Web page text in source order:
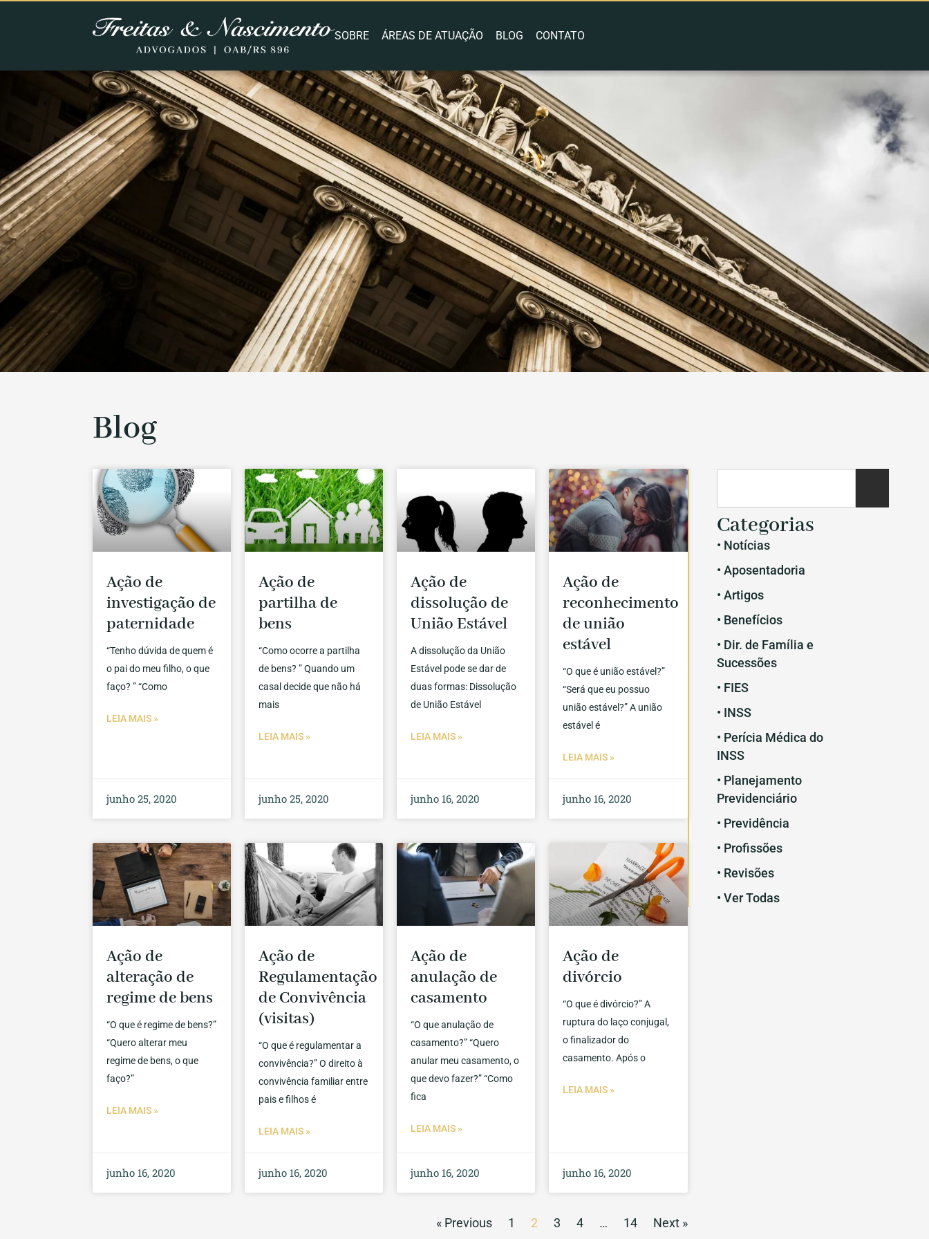
SOBRE ÁREAS DE ATUAÇÃO BLOG CONTATO
Blog
Ação de
investigação de
paternidade
“Tenho dúvida de quem é
o pai do meu filho, o que
faço? ” “Como
LEIA MAIS »
junho 25, 2020
Ação de
partilha de
bens
“Como ocorre a partilha
de bens? ” Quando um
casal decide que não há
mais
LEIA MAIS »
junho 25, 2020
Ação de
dissolução de
União Estável
A dissolução da União
Estável pode se dar de
duas formas: Dissolução
de União Estável
LEIA MAIS »
junho 16, 2020
Ação de
reconhecimento
de união
estável
“O que é união estável?”
“Será que eu possuo
união estável?” A união
estável é
LEIA MAIS »
junho 16, 2020
Ação de
alteração de
regime de bens
“O que é regime de bens?”
“Quero alterar meu
regime de bens, o que
faço?”
LEIA MAIS »
junho 16, 2020
Ação de
Regulamentação
de Convivência
(visitas)
“O que é regulamentar a
convivência?” O direito à
convivência familiar entre
pais e filhos é
LEIA MAIS »
junho 16, 2020
Ação de
anulação de
casamento
“O que anulação de
casamento?” “Quero
anular meu casamento, o
que devo fazer?” “Como
fica
LEIA MAIS »
junho 16, 2020
Ação de
divórcio
“O que é divórcio?” A
ruptura do laço conjugal,
o finalizador do
casamento. Após o
LEIA MAIS »
junho 16, 2020
« Previous 1 2 3 4 … 14 Next »
Categorias
• Notícias
• Aposentadoria
• Artigos
• Benefícios
• Dir. de Família e
Sucessões
• FIES
• INSS
• Perícia Médica do
INSS
• Planejamento
Previdenciário
• Previdência
• Profissões
• Revisões
• Ver Todas